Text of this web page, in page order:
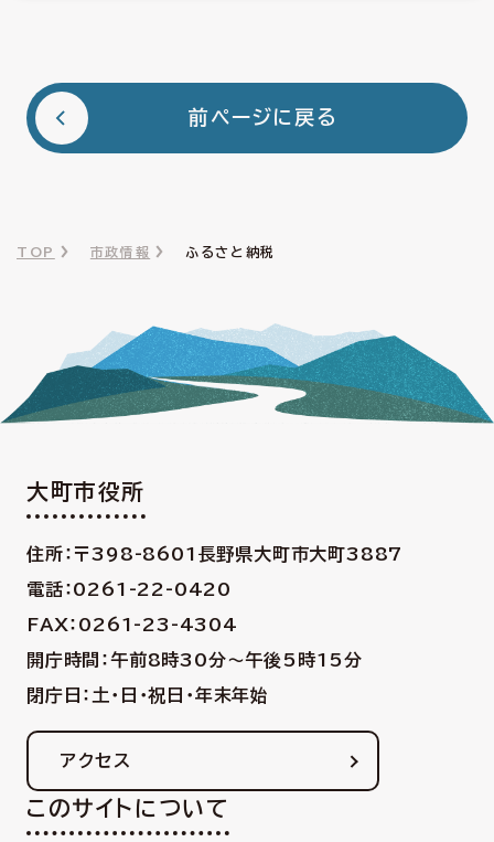
前ページに戻る
TOP 市政情報 ふるさと納税
大町市役所
住所：〒398-8601 長野県大町市大町3887
電話：0261-22-0420
FAX：0261-23-4304
開庁時間：午前8時30分〜午後5時15分
閉庁日：土・日・祝日・年末年始
アクセス
このサイトについて